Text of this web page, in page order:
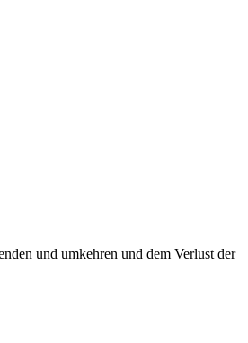
und umkehren und dem Verlust der